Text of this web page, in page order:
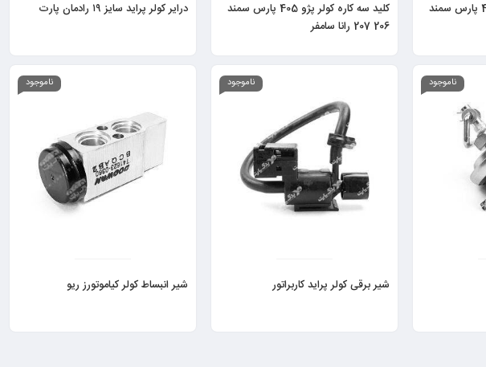
کلید سه کاره کولر پژو 405 پارس سمند
کلید سه کاره کولر پژو 405 پارس سمند
206 207 رانا سامفر
درایر کولر پراید سایز ۱۹ رادمان پارت
ناموجود ناموجود
شير برقی کولر پرايد کاربراتور
ناموجود
شیر انبساط کولر کیاموتورز ریو